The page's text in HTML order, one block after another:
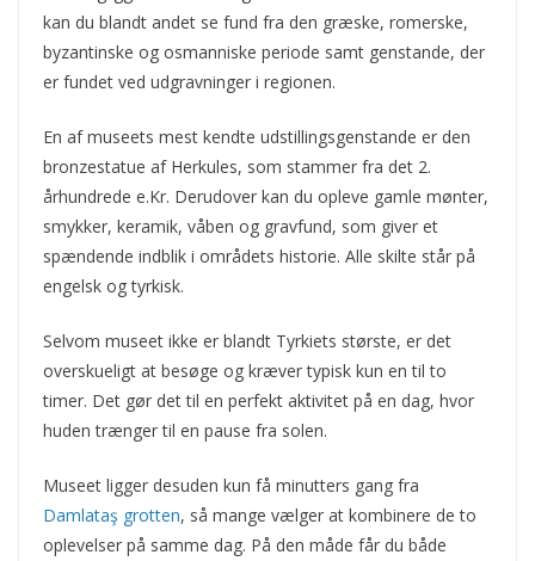
kan du blandt andet se fund fra den græske, romerske,
byzantinske og osmanniske periode samt genstande, der
er fundet ved udgravninger i regionen.
En af museets mest kendte udstillingsgenstande er den
bronzestatue af Herkules, som stammer fra det 2.
århundrede e.Kr. Derudover kan du opleve gamle mønter,
smykker, keramik, våben og gravfund, som giver et
spændende indblik i områdets historie. Alle skilte står på
engelsk og tyrkisk.
Selvom museet ikke er blandt Tyrkiets største, er det
overskueligt at besøge og kræver typisk kun en til to
timer. Det gør det til en perfekt aktivitet på en dag, hvor
huden trænger til en pause fra solen.
Museet ligger desuden kun få minutters gang fra
Damlataş grotten, så mange vælger at kombinere de to
oplevelser på samme dag. På den måde får du både